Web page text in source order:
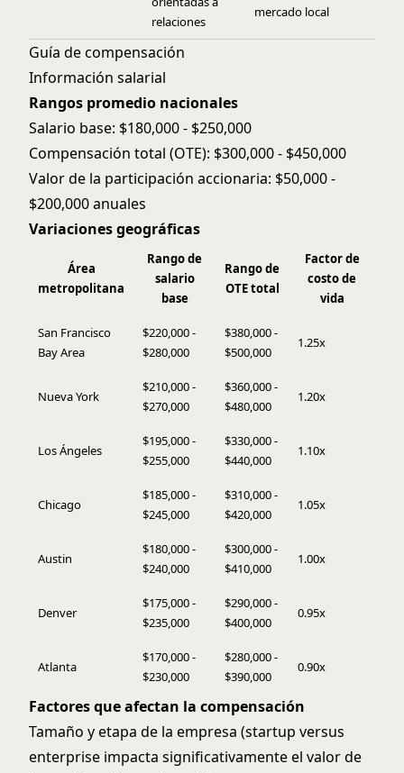
relaciones
mercado local
Guía de compensación
Información salarial
Rangos promedio nacionales
Salario base: $180,000 - $250,000
Compensación total (OTE): $300,000 - $450,000
Valor de la participación accionaria: $50,000 -
$200,000 anuales
Variaciones geográficas
Área
metropolitana
Rango de
salario
base
Rango de
OTE total
Factor de
costo de
vida
San Francisco
Bay Area
$220,000 -
$280,000
$380,000 -
$500,000
1.25x
Nueva York
$210,000 -
$270,000
$360,000 -
$480,000
1.20x
Los Ángeles
$195,000 -
$255,000
$330,000 -
$440,000
1.10x
Chicago
$185,000 -
$245,000
$310,000 -
$420,000
1.05x
Austin
$180,000 -
$240,000
$300,000 -
$410,000
1.00x
Denver
$175,000 -
$235,000
$290,000 -
$400,000
0.95x
Atlanta
$170,000 -
$230,000
$280,000 -
$390,000
0.90x
Factores que afectan la compensación
Tamaño y etapa de la empresa (startup versus
enterprise impacta significativamente el valor de